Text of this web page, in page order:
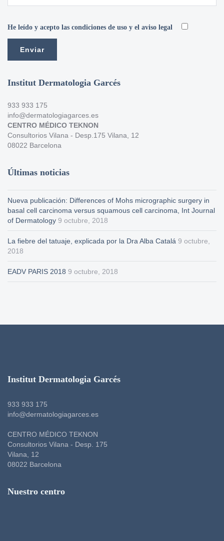
He leído y acepto las condiciones de uso y el aviso legal
Institut Dermatologia Garcés
933 933 175
info@dermatologiagarces.es
CENTRO MÉDICO TEKNON
Consultorios Vilana - Desp.175 Vilana, 12
08022 Barcelona
Últimas noticias
Nueva publicación: Differences of Mohs micrographic surgery in
basal cell carcinoma versus squamous cell carcinoma, Int Journal
of Dermatology 9 octubre, 2018
La fiebre del tatuaje, explicada por la Dra Alba Catalá 9 octubre,
2018
EADV PARIS 2018 9 octubre, 2018
Institut Dermatologia Garcés
933 933 175
info@dermatologiagarces.es
CENTRO MÉDICO TEKNON
Consultorios Vilana - Desp. 175
Vilana, 12
08022 Barcelona
Nuestro centro